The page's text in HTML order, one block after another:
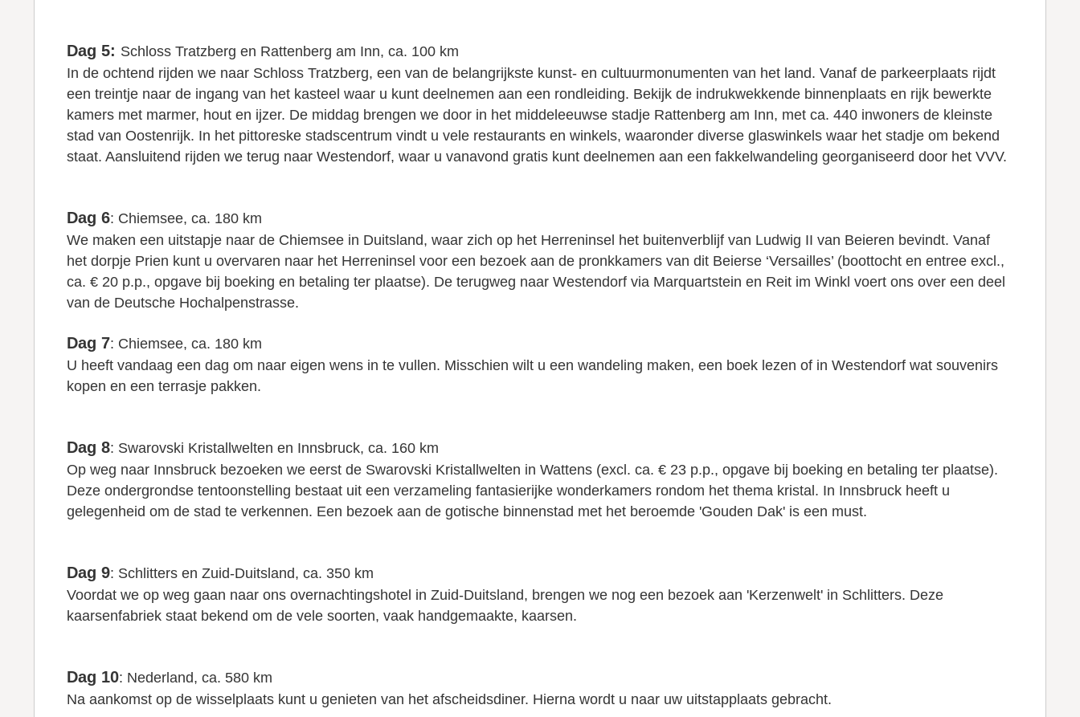
Dag 5: Schloss Tratzberg en Rattenberg am Inn, ca. 100 km
In de ochtend rijden we naar Schloss Tratzberg, een van de belangrijkste kunst- en cultuurmonumenten van het land. Vanaf de parkeerplaats rijdt
een treintje naar de ingang van het kasteel waar u kunt deelnemen aan een rondleiding. Bekijk de indrukwekkende binnenplaats en rijk bewerkte
kamers met marmer, hout en ijzer. De middag brengen we door in het middeleeuwse stadje Rattenberg am Inn, met ca. 440 inwoners de kleinste
stad van Oostenrijk. In het pittoreske stadscentrum vindt u vele restaurants en winkels, waaronder diverse glaswinkels waar het stadje om bekend
staat. Aansluitend rijden we terug naar Westendorf, waar u vanavond gratis kunt deelnemen aan een fakkelwandeling georganiseerd door het VVV.
Dag 6: Chiemsee, ca. 180 km
We maken een uitstapje naar de Chiemsee in Duitsland, waar zich op het Herreninsel het buitenverblijf van Ludwig II van Beieren bevindt. Vanaf
het dorpje Prien kunt u overvaren naar het Herreninsel voor een bezoek aan de pronkkamers van dit Beierse ‘Versailles’ (boottocht en entree excl.,
ca. € 20 p.p., opgave bij boeking en betaling ter plaatse). De terugweg naar Westendorf via Marquartstein en Reit im Winkl voert ons over een deel
van de Deutsche Hochalpenstrasse.
Dag 7: Chiemsee, ca. 180 km
U heeft vandaag een dag om naar eigen wens in te vullen. Misschien wilt u een wandeling maken, een boek lezen of in Westendorf wat souvenirs
kopen en een terrasje pakken.
Dag 8: Swarovski Kristallwelten en Innsbruck, ca. 160 km
Op weg naar Innsbruck bezoeken we eerst de Swarovski Kristallwelten in Wattens (excl. ca. € 23 p.p., opgave bij boeking en betaling ter plaatse).
Deze ondergrondse tentoonstelling bestaat uit een verzameling fantasierijke wonderkamers rondom het thema kristal. In Innsbruck heeft u
gelegenheid om de stad te verkennen. Een bezoek aan de gotische binnenstad met het beroemde 'Gouden Dak' is een must.
Dag 9: Schlitters en Zuid-Duitsland, ca. 350 km
Voordat we op weg gaan naar ons overnachtingshotel in Zuid-Duitsland, brengen we nog een bezoek aan 'Kerzenwelt' in Schlitters. Deze
kaarsenfabriek staat bekend om de vele soorten, vaak handgemaakte, kaarsen.
Dag 10: Nederland, ca. 580 km
Na aankomst op de wisselplaats kunt u genieten van het afscheidsdiner. Hierna wordt u naar uw uitstapplaats gebracht.